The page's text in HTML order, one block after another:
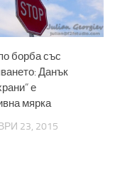
борба със
Данък
е
мярка
23, 2015